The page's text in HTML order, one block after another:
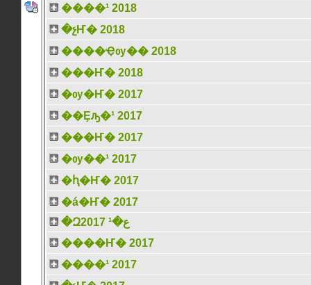
����¹ 2018
�չҤ� 2018
����Ҿѹ�� 2018
���Ҥ� 2018
�ѹ�Ҥ� 2017
��Ȩԡ�¹ 2017
���Ҥ� 2017
�ѹ��¹ 2017
�ԧ�Ҥ� 2017
�á�Ҥ� 2017
�Զع�¹ 2017
����Ҥ� 2017
����¹ 2017